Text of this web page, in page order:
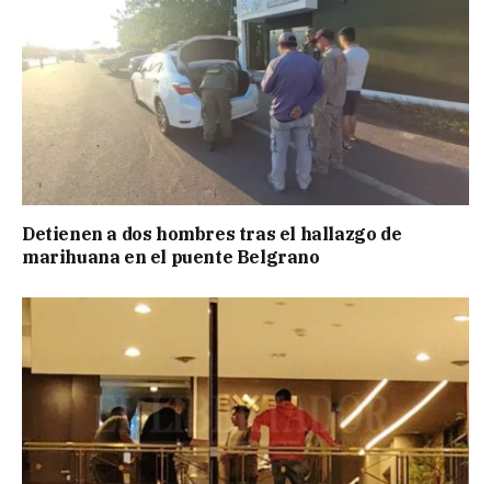
Detienen a dos hombres tras el hallazgo de
marihuana en el puente Belgrano